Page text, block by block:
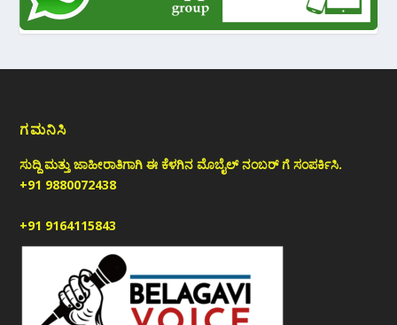
ಗಮನಿಸಿ
ಸುದ್ದಿ ಮತ್ತು ಜಾಹೀರಾತಿಗಾಗಿ ಈ ಕೆಳಗಿನ ಮೊಬೈಲ್ ನಂಬರ್ ಗೆ ಸಂಪರ್ಕಿಸಿ.
+91 9880072438
+91 9164115843